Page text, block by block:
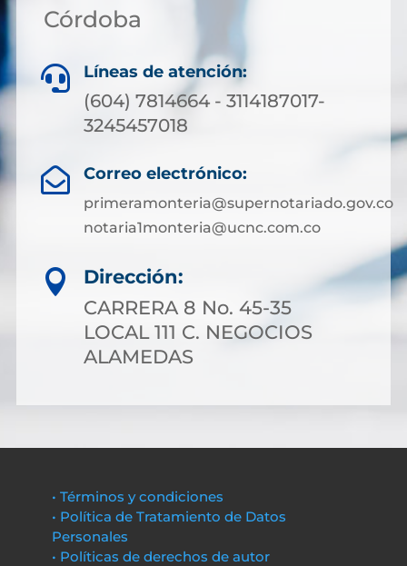
Córdoba
 Líneas de atención:
(604) 7814664 - 3114187017-
3245457018
 Correo electrónico:
primeramonteria@supernotariado.gov.co
notaria1monteria@ucnc.com.co

Dirección:
CARRERA 8 No. 45-35
LOCAL 111 C. NEGOCIOS
ALAMEDAS
• Términos y condiciones
• Política de Tratamiento de Datos
Personales
• Políticas de derechos de autor